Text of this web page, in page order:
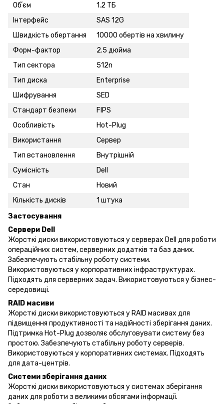
Обʼєм
1.2 ТБ
Інтерфейс
SAS 12G
Швидкість обертання
10000 обертів на хвилину
Форм-фактор
2.5 дюйма
Тип сектора
512n
Тип диска
Enterprise
Шифрування
SED
Стандарт безпеки
FIPS
Особливість
Hot-Plug
Використання
Сервер
Тип встановлення
Внутрішній
Сумісність
Dell
Стан
Новий
Кількість дисків
1 штука
Застосування
Сервери Dell
Жорсткі диски використовуються у серверах Dell для роботи
операційних систем, серверних додатків та баз даних.
Забезпечують стабільну роботу системи.
Використовуються у корпоративних інфраструктурах.
Підходять для серверних задач. Використовуються у бізнес-
середовищі.
RAID масиви
Жорсткі диски використовуються у RAID масивах для
підвищення продуктивності та надійності зберігання даних.
Підтримка Hot-Plug дозволяє обслуговувати систему без
простою. Забезпечують стабільну роботу серверів.
Використовуються у корпоративних системах. Підходять
для дата-центрів.
Системи зберігання даних
Жорсткі диски використовуються у системах зберігання
даних для роботи з великими обсягами інформації.